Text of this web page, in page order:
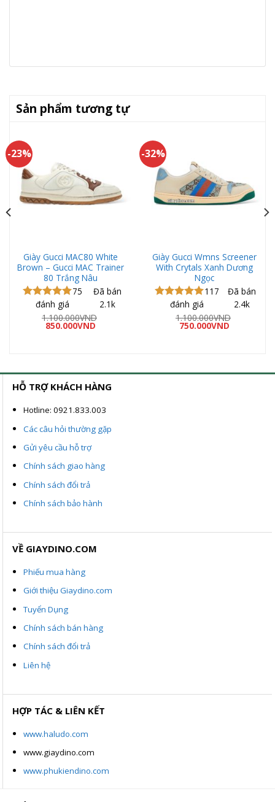
Sản phẩm tương tự
-23%
Giày Gucci MAC80 White
Brown – Gucci MAC Trainer
80 Trắng Nâu
Được xếp
hạng 5.00
75
đánh giá
Đã bán
2.1k
1.100.000VND
Giá
850.000VND
-32%
Giày Gucci Wmns Screener
With Crytals Xanh Dương
Ngọc
Được xếp
hạng 5.00
117
đánh giá
Đã bán
2.4k
1.100.000VND
Giá
750.000VND
HỖ TRỢ KHÁCH HÀNG
Hotline: 0921.833.003
Các câu hỏi thường gặp
Gửi yêu cầu hỗ trợ
Chính sách giao hàng
Chính sách đổi trả
Chính sách bảo hành
VỀ GIAYDINO.COM
Phiếu mua hàng
Giới thiệu Giaydino.com
Tuyển Dụng
Chính sách bán hàng
Chính sách đổi trả
Liên hệ
HỢP TÁC & LIÊN KẾT
www.haludo.com
www.giaydino.com
www.phukiendino.com